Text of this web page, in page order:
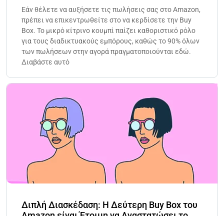
Εάν θέλετε να αυξήσετε τις πωλήσεις σας στο Amazon,
πρέπει να επικεντρωθείτε στο να κερδίσετε την Buy
Box. Το μικρό κίτρινο κουμπί παίζει καθοριστικό ρόλο
για τους διαδικτυακούς εμπόρους, καθώς το 90% όλων
των πωλήσεων στην αγορά πραγματοποιούνται εδώ.
Διαβάστε αυτό
Διπλή Διασκέδαση: Η Δεύτερη Buy Box του